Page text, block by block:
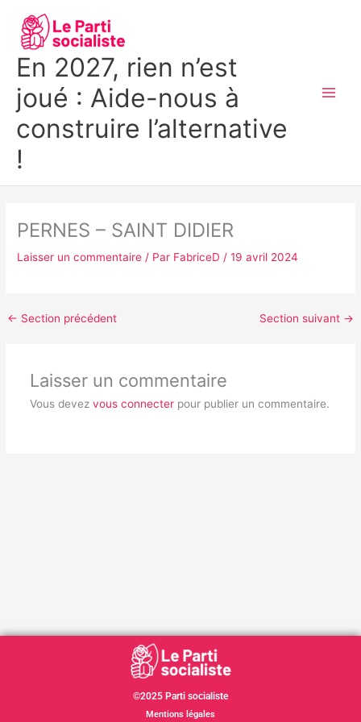
contenu
En 2027, rien n’est
joué : Aide-nous à
construire l’alternative
!
PERNES – SAINT DIDIER
Laisser un commentaire / Par FabriceD/19 avril 2024
← Section précédent Section suivant →
Laisser un commentaire
Vous devez vous connecterpour publier un commentaire.
©2025 Parti socialiste
Mentions légales